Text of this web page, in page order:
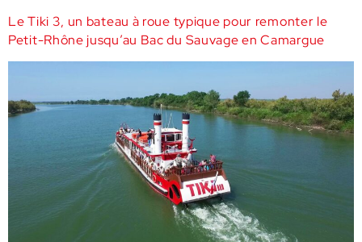
Le Tiki 3, un bateau à roue typique pour remonter le
Petit-Rhône jusqu’au Bac du Sauvage en Camargue